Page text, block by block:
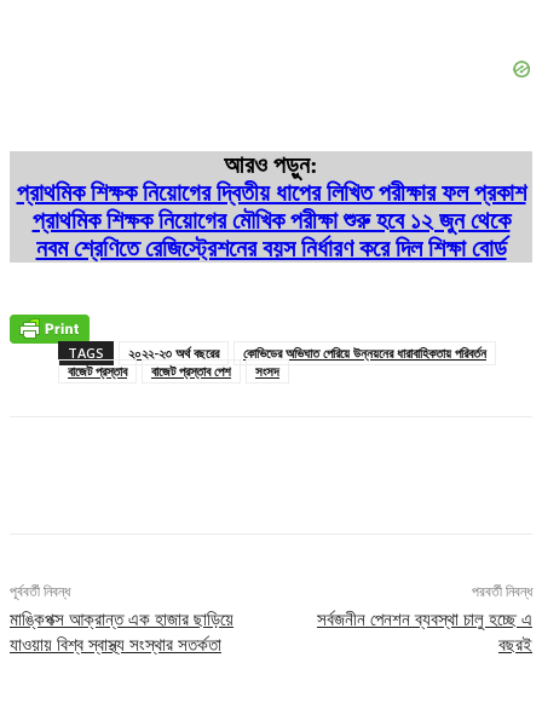
আরও পড়ুন:
প্রাথমিক শিক্ষক নিয়োগের দ্বিতীয় ধাপের লিখিত পরীক্ষার ফল প্রকাশ
প্রাথমিক শিক্ষক নিয়োগের মৌখিক পরীক্ষা শুরু হবে ১২ জুন থেকে
নবম শ্রেণিতে রেজিস্ট্রেশনের বয়স নির্ধারণ করে দিল শিক্ষা বোর্ড
TAGS ২০২২-২৩ অর্থ বছরের
কোভিডের অভিঘাত পেরিয়ে উন্নয়নের ধারাবাহিকতায় পরিবর্তন
বাজেট প্রস্তাব
বাজেট প্রস্তাব পেশ সংসদ
পূর্ববর্তী নিবন্ধ
মাঙ্কিপক্স আক্রান্ত এক হাজার ছাড়িয়ে
যাওয়ায় বিশ্ব স্বাস্থ্য সংস্থার সতর্কতা
পরবর্তী নিবন্ধ
সর্বজনীন পেনশন ব্যবস্থা চালু হচ্ছে এ
বছরই